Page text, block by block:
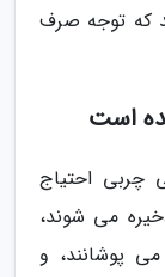
که توجه صرف
است
چربی احتیاج
می شوند،
پوشانند، و